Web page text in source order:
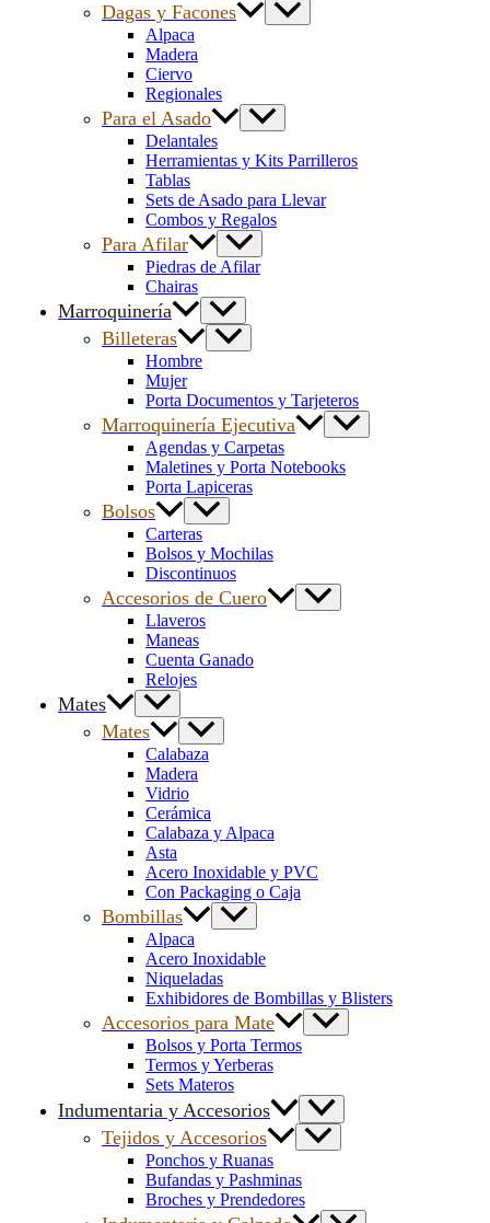
Dagas y Facones
Alpaca
Madera
Ciervo
Regionales
Para el Asado
Delantales
Herramientas y Kits Parrilleros
Tablas
Sets de Asado para Llevar
Combos y Regalos
Para Afilar
Piedras de Afilar
Chairas
Marroquinería
Billeteras
Hombre
Mujer
Porta Documentos y Tarjeteros
Marroquinería Ejecutiva
Agendas y Carpetas
Maletines y Porta Notebooks
Porta Lapiceras
Bolsos
Carteras
Bolsos y Mochilas
Discontinuos
Accesorios de Cuero
Llaveros
Maneas
Cuenta Ganado
Relojes
Mates
Mates
Calabaza
Madera
Vidrio
Cerámica
Calabaza y Alpaca
Asta
Acero Inoxidable y PVC
Con Packaging o Caja
Bombillas
Alpaca
Acero Inoxidable
Niqueladas
Exhibidores de Bombillas y Blisters
Accesorios para Mate
Bolsos y Porta Termos
Termos y Yerberas
Sets Materos
Indumentaria y Accesorios
Tejidos y Accesorios
Ponchos y Ruanas
Bufandas y Pashminas
Broches y Prendedores